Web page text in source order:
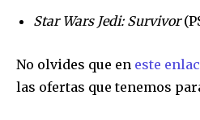
Star Wars Jedi: Survivor
No olvides que en este
las ofertas que tenemos